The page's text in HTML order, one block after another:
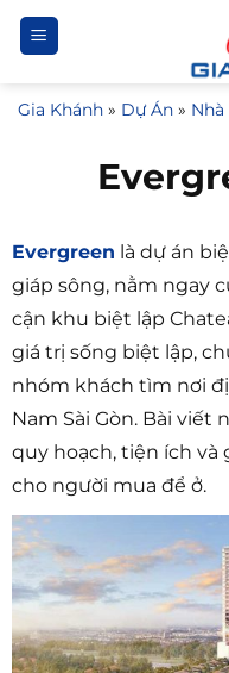
Bỏ
qua
dung
Gia Khánh » Dự Án »
Evergreen là dự án
giáp sông, nằm ngay
cận khu biệt lập
giá trị sống biệt lập,
nhóm khách tìm nơi
Nam Sài Gòn. Bài viết
quy hoạch, tiện ích và
cho người mua để ở.